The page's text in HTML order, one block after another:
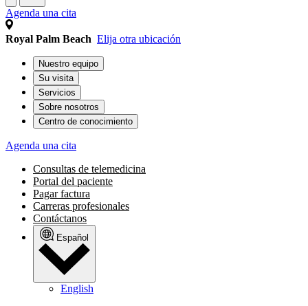
Agenda una cita
Royal Palm Beach Elija otra ubicación
Nuestro equipo
Su visita
Servicios
Sobre nosotros
Centro de conocimiento
Agenda una cita
Consultas de telemedicina
Portal del paciente
Pagar factura
Carreras profesionales
Contáctanos
Español
English